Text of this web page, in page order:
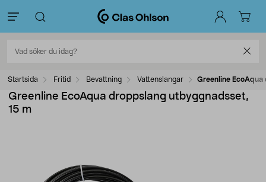
Startsida Fritid Bevattning Vattenslangar Greenline
Greenline EcoAqua droppslang utbyggnadsset,
15 m